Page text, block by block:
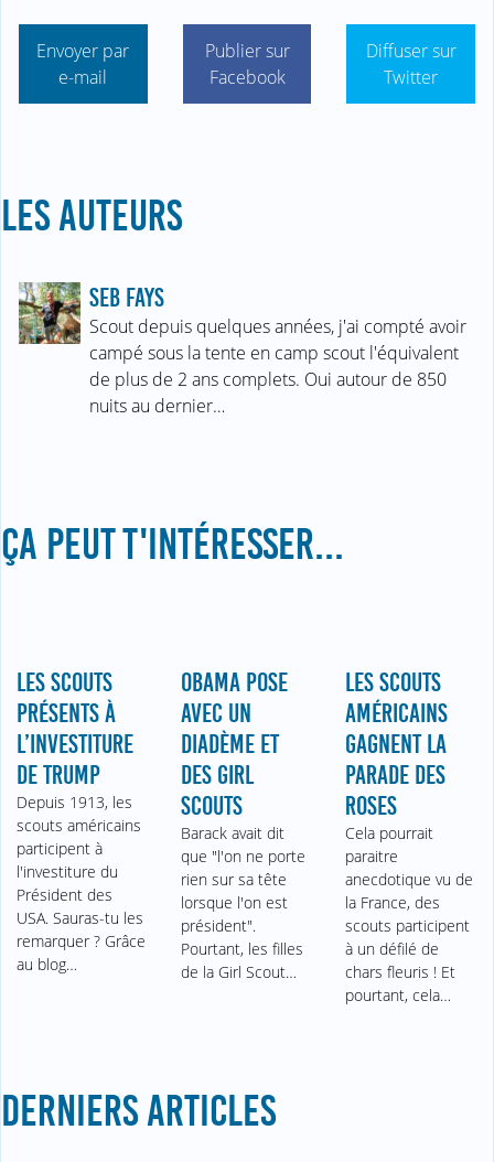
Envoyer par
e-mail
Publier sur
Facebook
Diffuser sur
Twitter
LES AUTEURS
SEB FAYS
Scout depuis quelques années, j'ai compté avoir
campé sous la tente en camp scout l'équivalent
de plus de 2 ans complets. Oui autour de 850
nuits au dernier…
ÇA PEUT T'INTÉRESSER...
LES SCOUTS
PRÉSENTS À
L’INVESTITURE
DE TRUMP
Depuis 1913, les
scouts américains
participent à
l'investiture du
Président des
USA. Sauras-tu les
remarquer ? Grâce
au blog…
OBAMA POSE
AVEC UN
DIADÈME ET
DES GIRL
SCOUTS
Barack avait dit
que "l'on ne porte
rien sur sa tête
lorsque l'on est
président".
Pourtant, les filles
de la Girl Scout…
LES SCOUTS
AMÉRICAINS
GAGNENT LA
PARADE DES
ROSES
Cela pourrait
paraitre
anecdotique vu de
la France, des
scouts participent
à un défilé de
chars fleuris ! Et
pourtant, cela…
DERNIERS ARTICLES